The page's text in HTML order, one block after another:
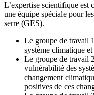
L’expertise scientifique est
une équipe spéciale pour
serre (GES).
Le groupe de travail
système climatique
Le groupe de travail
vulnérabilité des
changement
positives de ces